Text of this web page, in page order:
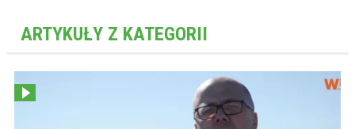
ARTYKUŁY Z KATEGORII